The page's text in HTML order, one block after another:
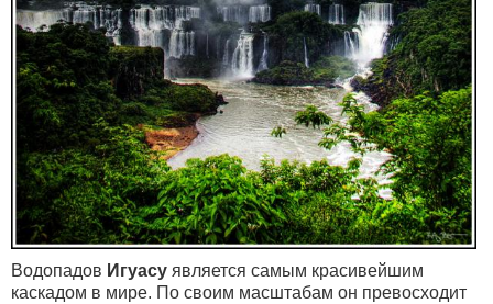
Водопадов Игуасу является самым красивейшим
каскадом в мире. По своим масштабам он превосходит